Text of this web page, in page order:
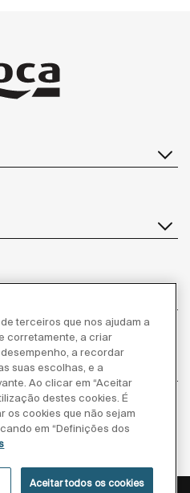
nos
terceiros que nos ajudam a
corretamente, a criar
a recordar
suas escolhas, e a
Ao clicar em “Aceitar
destes cookies. É
os cookies que não sejam
em “Definições dos
Aceitar todos os cookies